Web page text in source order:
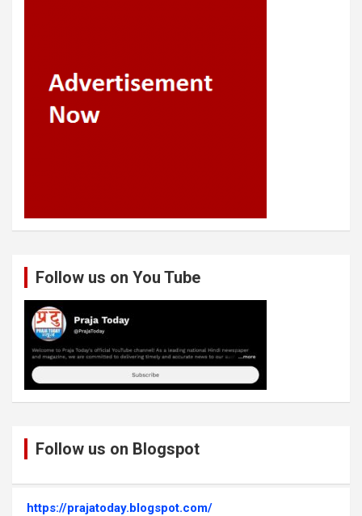
Follow us on You Tube
Follow us on Blogspot
https://prajatoday.blogspot.com/